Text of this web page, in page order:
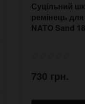
Суцільний
ремінець
NATO Sand
730 грн.